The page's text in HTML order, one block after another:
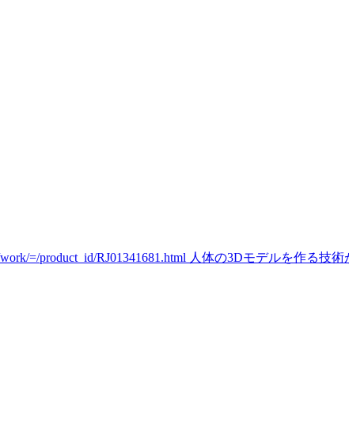
=/product_id/RJ01341681.html 人体の3Dモデルを作る技